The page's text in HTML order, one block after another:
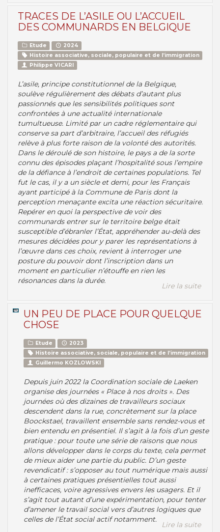
TRACES DE L’ASILE OU L’ACCUEIL
DES COMMUNARDS EN BELGIQUE
Etude
2024
Histoire associative, sociale, populaire et de l’immigration
Philippe VICARI
L’asile, principe constitutionnel de la Belgique,
soulève régulièrement des débats d’autant plus
passionnés que les sensibilités politiques sont
confrontées à une actualité internationale
tumultueuse. Limité par un cadre réglementaire qui
conserve sa part d’arbitraire, l’accueil des réfugiés
relève à plus forte raison de la volonté des autorités.
Dans le déroulé de son histoire, le pays a de la sorte
connu des épisodes plaçant l’hospitalité sous l’empire
de la défiance à l’endroit de certaines populations. Tel
fut le cas, il y a un siècle et demi, pour les Français
ayant participé à la Commune de Paris dont la
perception menaçante excita une réaction sécuritaire.
Repérer en quoi la perspective de voir des
communards entrer sur le territoire belge était
susceptible d’ébranler l’État, appréhender au-delà des
mesures décidées pour y parer les représentations à
l’œuvre dans ces choix, revient à interroger une
posture du pouvoir dont l’inscription dans un
moment en particulier n’étouffe en rien les
résonances dans la durée.
Lire la suite
UN PEU DE PLACE POUR QUELQUE
CHOSE
Etude
2023
Histoire associative, sociale, populaire et de l’immigration
Guillermo KOZLOWSKI
Depuis juin 2022 la Coordination sociale de Laeken
organise des journées « Place à nos droits ». Des
journées où des dizaines de travailleurs sociaux
descendent dans la rue, concrètement sur la place
Boockstael, travaillent ensemble sans rendez-vous et
bien entendu en présentiel. Il s’agit à la fois d’un geste
pratique : pour toute une série de raisons que nous
allons développer dans le corps du texte, cela permet
de mieux aider une partie du public. D’un geste
revendicatif : s’opposer au tout numérique mais aussi
à certaines pratiques présentielles tout aussi
inefficaces, voire agressives envers les usagers. Et il
s’agit tout autant d’une expérimentation, pour tenter
d’amener le travail social vers d’autres logiques que
celles de l’État social actif notamment.
Lire la suite